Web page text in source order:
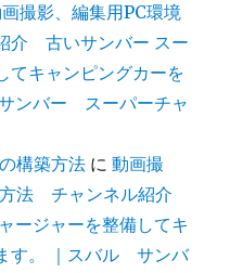
撮影、編集用PC環境
介 古いサンバー スー
てキャンピングカーを
ンバー スーパーチャ
構築方法 に動画撮
方法 チャンネル紹介
ージャーを整備してキ
す。 ｜スバル サンバ